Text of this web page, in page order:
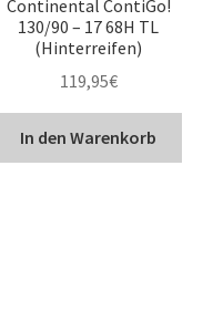
Continental ContiGo!
130/90 – 17 68H TL
(Hinterreifen)
119,95€
In den Warenkorb